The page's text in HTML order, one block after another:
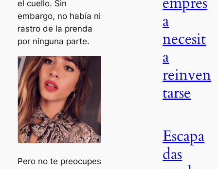
el cuello. Sin
embargo, no había ni
rastro de la prenda
por ninguna parte.
Pero no te preocupes
a
necesit
a
reinven
tarse
Escapa
das